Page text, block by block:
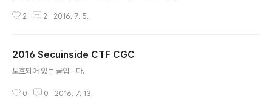
가능성이 농후하므로 꼭 자료검색등 건전하게만 사용 할
다.아래의 사진을 보고 Site, Inurl, Intitle, Intext가 무엇
을 의미하는지 인지하시면 다음 내용이 좀 더 수월하게 보
열을 찾는다.2. 다른 연산자와 잘 어울린다.3. 웹 문서, 그
2 2 2016. 7. 5.
2016 Secuinside CTF CGC
보호되어 있는 글입니다.
0 0 2016. 7. 13.